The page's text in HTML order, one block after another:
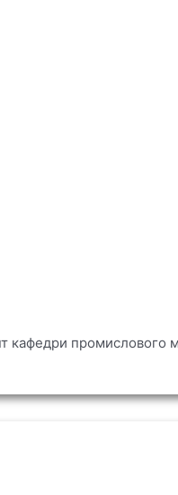
кафедри промислового